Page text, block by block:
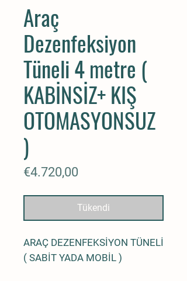
Araç
Dezenfeksiyon
Tüneli 4 metre (
KABİNSİZ+ KIŞ
OTOMASYONSUZ
)
€4.720,00
Tükendi
ARAÇ DEZENFEKSİYON TÜNELİ
( SABİT YADA MOBİL )